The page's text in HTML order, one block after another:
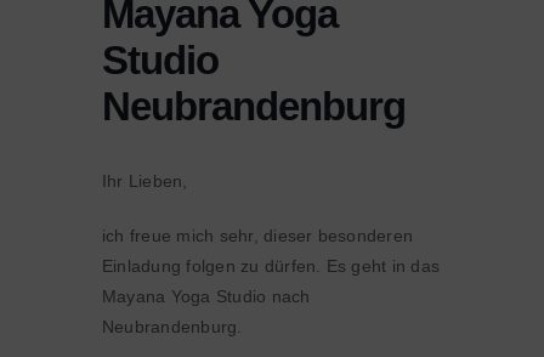
Mayana Yoga
Studio
Neubrandenburg
Ihr Lieben,
ich freue mich sehr, dieser besonderen
Einladung folgen zu dürfen. Es geht in das
Mayana Yoga Studio nach
Neubrandenburg.